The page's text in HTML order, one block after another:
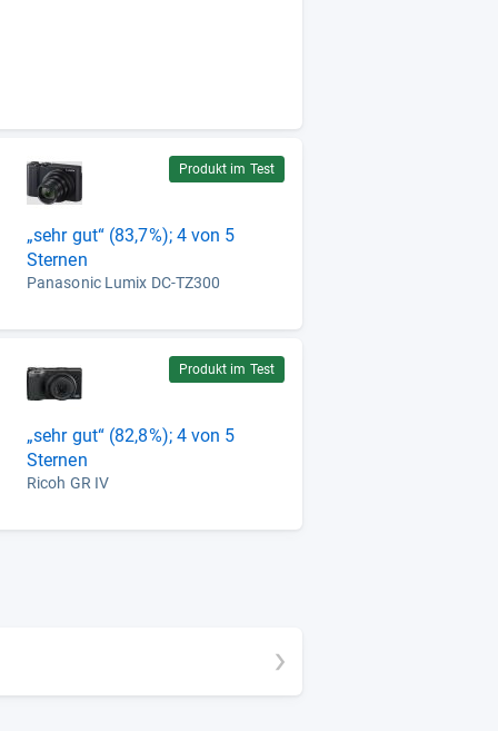
Produkt im Test
„sehr gut“ (83,7%); 4 von 5
Sternen
Panasonic Lumix DC-TZ300
Produkt im Test
„sehr gut“ (82,8%); 4 von 5
Sternen
Ricoh GR IV